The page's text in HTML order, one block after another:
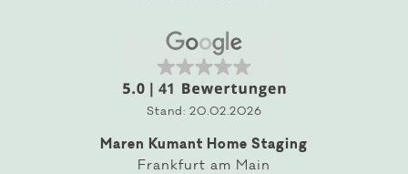
Stand: 20.02.2026
Maren Kumant Home Staging
Frankfurt am Main